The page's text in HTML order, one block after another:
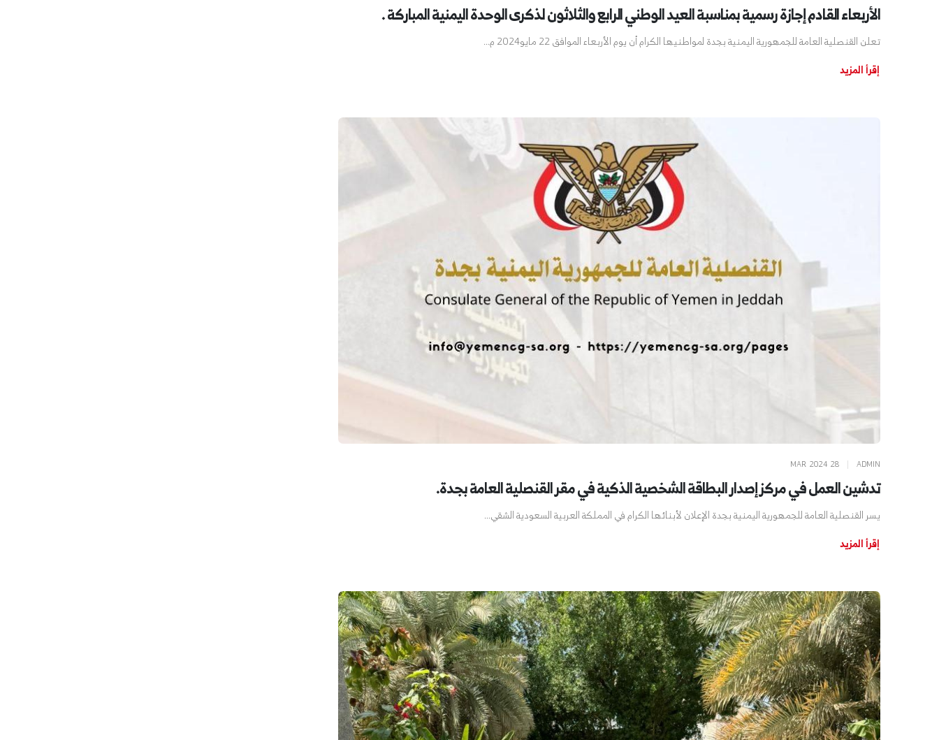
الأربعاء القادم إجازة رسمية بمناسبة العيد الوطني الرابع والثلاثون لذكرى الوحدة اليمنية المباركة .
تعلن القنصلية العامة للجمهورية اليمنية بجدة لمواطنيها الكرام أن يوم الأربعاء الموافق 22 مايو2024 م...
إقرأ المزيد
MAR 2024 28 | ADMIN
تدشين العمل في مركز إصدار البطاقة الشخصية الذكية في مقر القنصلية العامة بجدة.
يسر القنصلية العامة للجمهورية اليمنية بجدة الإعلان لأبنائها الكرام في المملكة العربية السعودية الشقي...
إقرأ المزيد